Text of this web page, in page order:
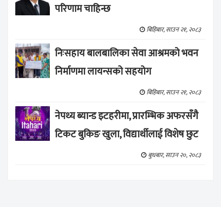
परिणाम चाहिन्छ
बिहिबार, साउन २१, २०८३
निःसहाय बालबालिका सेवा आश्रमको भवन
निर्माणमा लायन्सको सहयोग
बिहिबार, साउन २१, २०८३
नेपथ्य ब्यान्ड इटहरीमा, प्रारम्भिक अफरसँगै
टिकट बुकिङ खुला, विद्यार्थीलाई विशेष छुट
बुधबार, साउन २०, २०८३